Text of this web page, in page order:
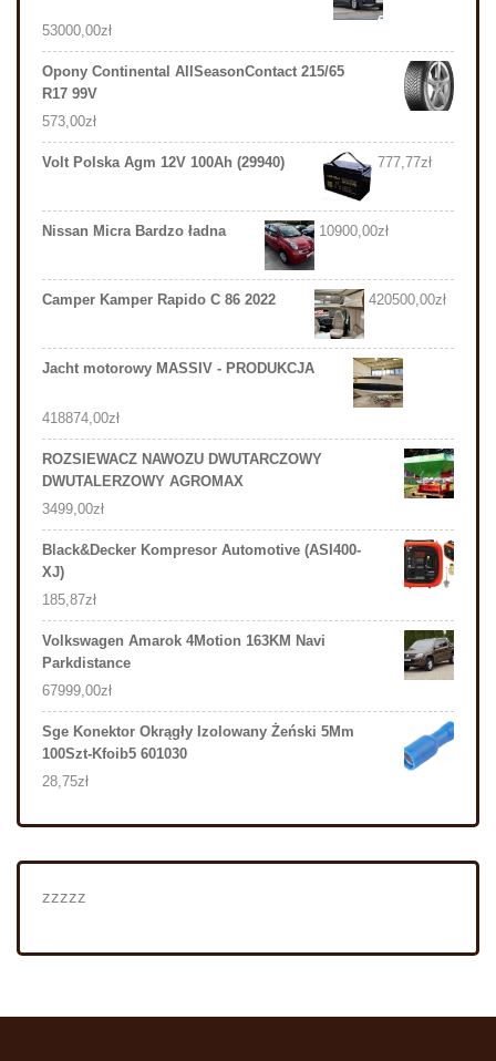
53000,00zł
Opony Continental AllSeasonContact 215/65
R17 99V
573,00zł
Volt Polska Agm 12V 100Ah (29940) 777,77zł
Nissan Micra Bardzo ładna 10900,00zł
Camper Kamper Rapido C 86 2022 420500,00zł
Jacht motorowy MASSIV - PRODUKCJA
418874,00zł
ROZSIEWACZ NAWOZU DWUTARCZOWY
DWUTALERZOWY AGROMAX
3499,00zł
Black&Decker Kompresor Automotive (ASI400-
XJ)
185,87zł
Volkswagen Amarok 4Motion 163KM Navi
Parkdistance
67999,00zł
Sge Konektor Okrągły Izolowany Żeński 5Mm
100Szt-Kfoib5 601030
28,75zł
zzzzz